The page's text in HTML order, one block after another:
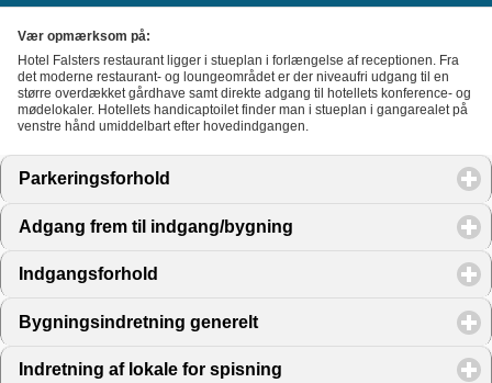
Vær opmærksom på:
Hotel Falsters restaurant ligger i stueplan i forlængelse af receptionen. Fra
det moderne restaurant- og loungeområdet er der niveaufri udgang til en
større overdækket gårdhave samt direkte adgang til hotellets konference- og
mødelokaler. Hotellets handicaptoilet finder man i stueplan i gangarealet på
venstre hånd umiddelbart efter hovedindgangen.
Parkeringsforhold
Adgang frem til indgang/bygning click to expand
Indgangsforhold
Bygningsindretning generelt click to expand contents
Indretning af lokale for spisning click to expand contents